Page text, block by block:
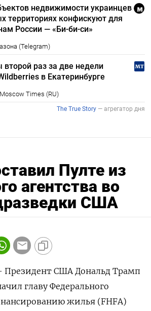
Пулте из
агентства во
США
Президент США Дональд Трамп
главу Федерального
​жилья (FHFA)